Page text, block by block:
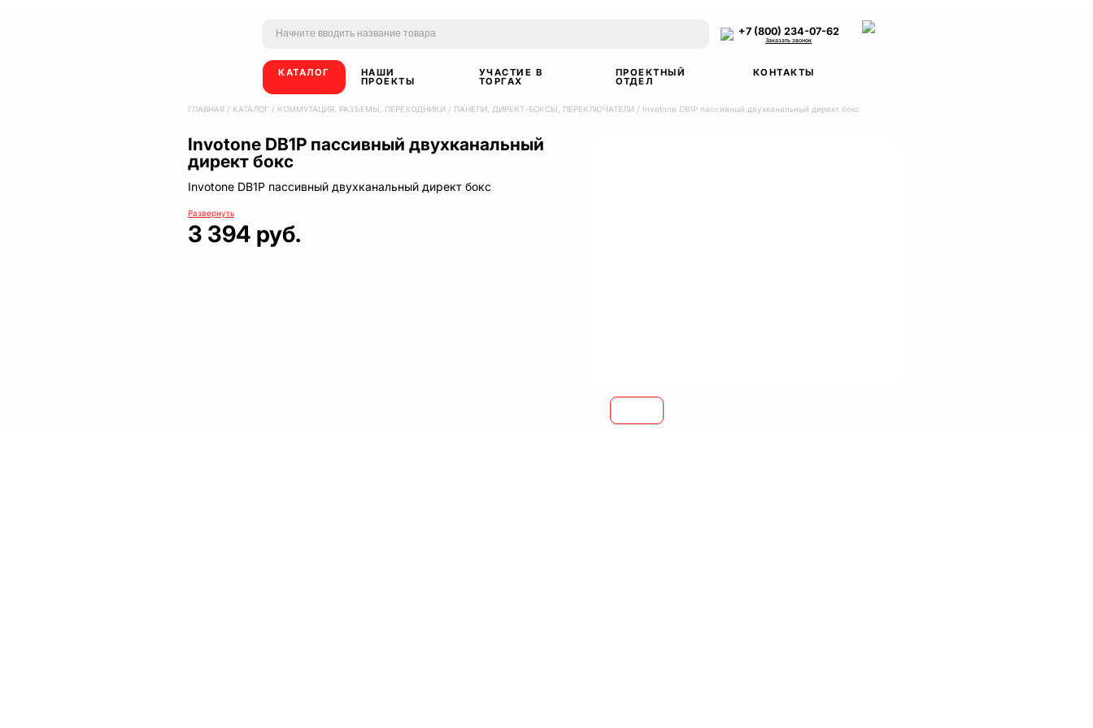
+7 (800) 234-07-62
Заказать звонок
КАТАЛОГ НАШИ
ПРОЕКТЫ
УЧАСТИЕ В
ТОРГАХ
ПРОЕКТНЫЙ
ОТДЕЛ
КОНТАКТЫ
ГЛАВНАЯ / КАТАЛОГ / КОММУТАЦИЯ, РАЗЪЕМЫ, ПЕРЕХОДНИКИ / ПАНЕЛИ, ДИРЕКТ-БОКСЫ, ПЕРЕКЛЮЧАТЕЛИ / Invotone DB1P пассивный двухканальный директ бокс
Invotone DB1P пассивный двухканальный
директ бокс
3 394 руб.
Invotone DB1P пассивный двухканальный директ бокс
Развернуть